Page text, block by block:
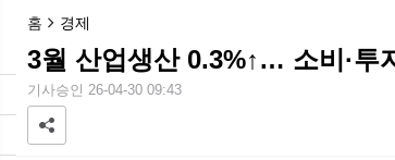
메
홈 경제
3월 산업생산 0.3%↑… 소비·투
기사승인 26-04-30 09:43